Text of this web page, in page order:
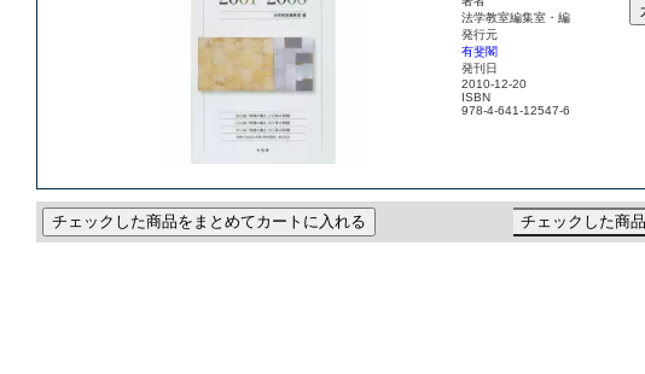
法学教室編集室・編
発行元
有斐閣
発刊日
2010-12-20
ISBN
978-4-641-12547-6
チェックした商品をまとめてカートに入れる チェックした商